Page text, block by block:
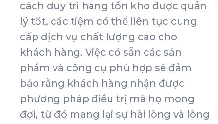
cách duy trì hàng tồn kho được quản
lý tốt, các tiệm có thể liên tục cung
cấp dịch vụ chất lượng cao cho
khách hàng. Việc có sẵn các sản
phẩm và công cụ phù hợp sẽ đảm
bảo rằng khách hàng nhận được
phương pháp điều trị mà họ mong
đợi, từ đó mang lại sự hài lòng và lòng